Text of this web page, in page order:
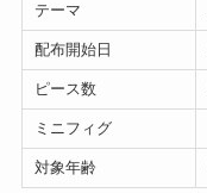
テーマ
配布開始日
ピース数
ミニフィグ
対象年齢